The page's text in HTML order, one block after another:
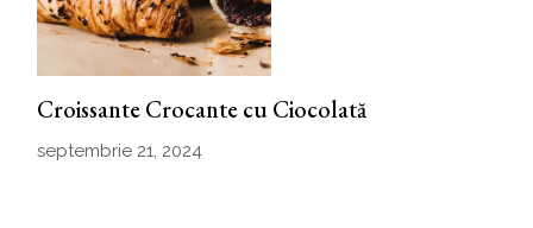
Croissante Crocante cu Ciocolată
septembrie 21, 2024